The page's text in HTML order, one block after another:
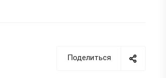
сварка полимерных
Поделиться